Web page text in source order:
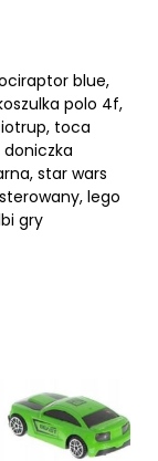
blue,
polo 4f,
toca
doniczka
star wars
lego
gry